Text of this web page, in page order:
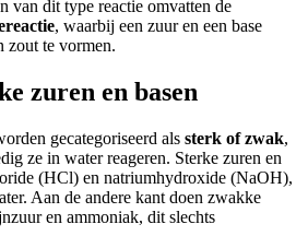
van dit type reactie omvatten de
, waarbij een zuur en een base
zout te vormen.
zuren en basen
gecategoriseerd als sterk of zwak,
ze in water reageren. Sterke zuren en
(HCl) en natriumhydroxide (NaOH),
Aan de andere kant doen zwakke
en ammoniak, dit slechts